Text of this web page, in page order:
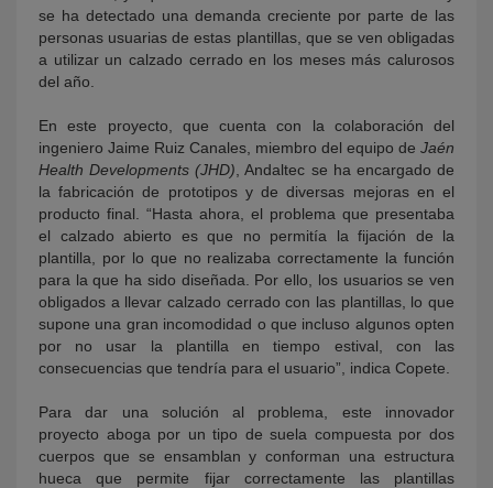
se ha detectado una demanda creciente por parte de las
personas usuarias de estas plantillas, que se ven obligadas
a utilizar un calzado cerrado en los meses más calurosos
del año.
En este proyecto, que cuenta con la colaboración del
ingeniero Jaime Ruiz Canales, miembro del equipo de Jaén
Health Developments (JHD) , Andaltec se ha encargado de
la fabricación de prototipos y de diversas mejoras en el
producto final. “Hasta ahora, el problema que presentaba
el calzado abierto es que no permitía la fijación de la
plantilla, por lo que no realizaba correctamente la función
para la que ha sido diseñada. Por ello, los usuarios se ven
obligados a llevar calzado cerrado con las plantillas, lo que
supone una gran incomodidad o que incluso algunos opten
por no usar la plantilla en tiempo estival, con las
consecuencias que tendría para el usuario”, indica Copete.
Para dar una solución al problema, este innovador
proyecto aboga por un tipo de suela compuesta por dos
cuerpos que se ensamblan y conforman una estructura
hueca que permite fijar correctamente las plantillas